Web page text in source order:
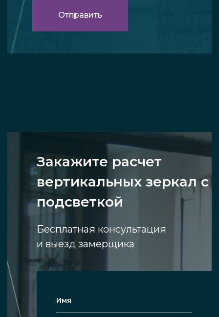
Закажите расчет
вертикальных зеркал с
подсветкой
Бесплатная консультация
и выезд замерщика